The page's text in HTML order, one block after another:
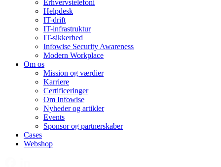
Erhvervstelefoni
Helpdesk
IT-drift
IT-infrastruktur
IT-sikkerhed
Infowise Security Awareness
Modern Workplace
Om os
Mission og værdier
Karriere
Certificeringer
Om Infowise
Nyheder og artikler
Events
Sponsor og partnerskaber
Cases
Webshop